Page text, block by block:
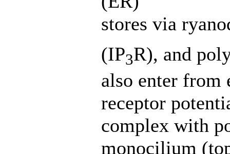
stores via
(IP3R), and
also enter
receptor
complex with
monocilium